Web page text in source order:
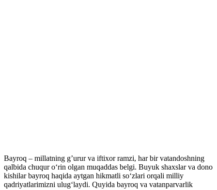
Bayroq – millatning g’urur va iftixor ramzi, har bir vatandoshning
qalbida chuqur o‘rin olgan muqaddas belgi. Buyuk shaxslar va dono
kishilar bayroq haqida aytgan hikmatli so‘zlari orqali milliy
qadriyatlarimizni ulug‘laydi. Quyida bayroq va vatanparvarlik